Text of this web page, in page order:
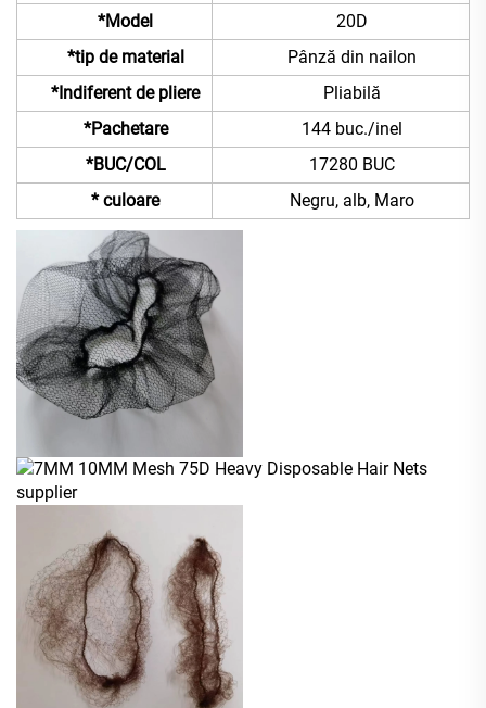
*Model
20D
*tip de material
Pânză din nailon
*Indiferent de pliere
Pliabilă
*Pachetare
144 buc./inel
*BUC/COL
17280 BUC
* culoare
Negru, alb, Maro